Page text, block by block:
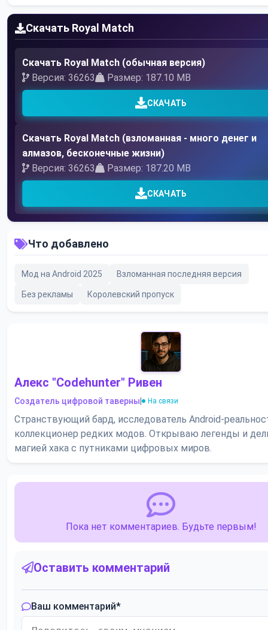
Скачать Royal Match
Скачать Royal Match (обычная версия)
Версия: 36263
Размер: 187.10 MB
СКАЧАТЬ
Скачать Royal Match (взломанная - много денег и
алмазов, бесконечные жизни)
Версия: 36263
Размер: 187.20 MB
СКАЧАТЬ
Что добавлено
Мод на Android 2025 Взломанная последняя версия
Без рекламы Королевский пропуск
Алекс "Codehunter" Ривен
Создатель цифровой таверны На связи
Странствующий бард, исследователь Android-
коллекционер редких модов. Открываю легенды и
магией хака с путниками цифровых миров.
Пока нет комментариев. Будьте первым!
Оставить комментарий
Ваш комментарий*